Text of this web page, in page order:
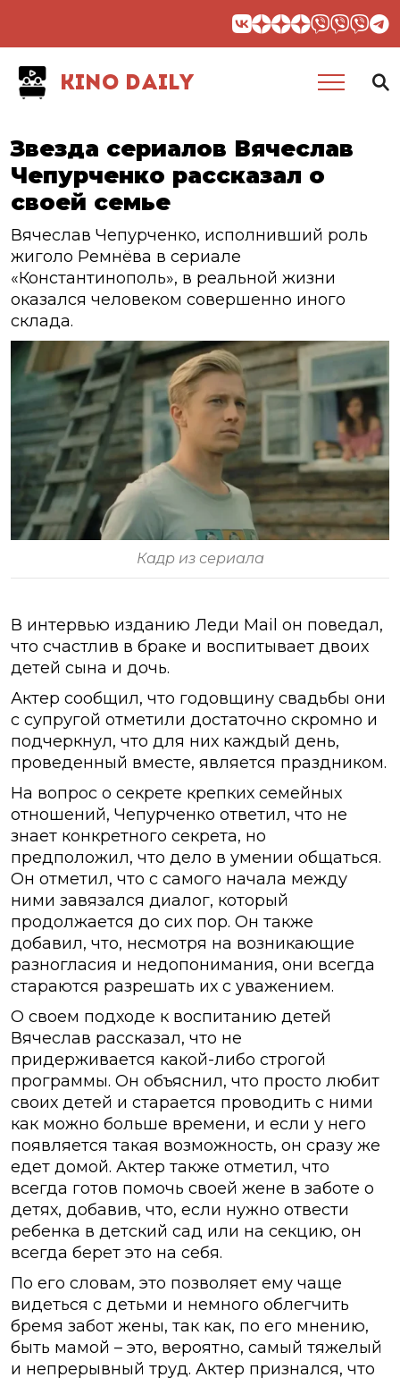
KINO DAILY
Звезда сериалов Вячеслав
Чепурченко рассказал о
своей семье
Вячеслав Чепурченко, исполнивший роль
жиголо Ремнёва в сериале
«Константинополь», в реальной жизни
оказался человеком совершенно иного
склада.
Кадр из сериала
В интервью изданию Леди Mail он поведал,
что счастлив в браке и воспитывает двоих
детей сына и дочь.
Актер сообщил, что годовщину свадьбы они
с супругой отметили достаточно скромно и
подчеркнул, что для них каждый день,
проведенный вместе, является праздником.
На вопрос о секрете крепких семейных
отношений, Чепурченко ответил, что не
знает конкретного секрета, но
предположил, что дело в умении общаться.
Он отметил, что с самого начала между
ними завязался диалог, который
продолжается до сих пор. Он также
добавил, что, несмотря на возникающие
разногласия и недопонимания, они всегда
стараются разрешать их с уважением.
О своем подходе к воспитанию детей
Вячеслав рассказал, что не
придерживается какой-либо строгой
программы. Он объяснил, что просто любит
своих детей и старается проводить с ними
как можно больше времени, и если у него
появляется такая возможность, он сразу же
едет домой. Актер также отметил, что
всегда готов помочь своей жене в заботе о
детях, добавив, что, если нужно отвести
ребенка в детский сад или на секцию, он
всегда берет это на себя.
По его словам, это позволяет ему чаще
видеться с детьми и немного облегчить
бремя забот жены, так как, по его мнению,
быть мамой – это, вероятно, самый тяжелый
и непрерывный труд. Актер признался, что